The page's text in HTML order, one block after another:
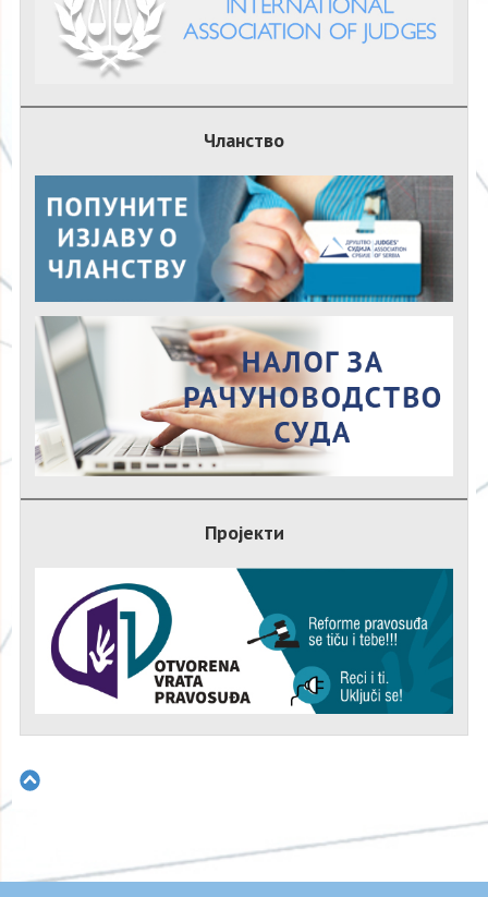
Чланство
Пројекти